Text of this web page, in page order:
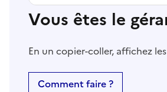
Vous êtes le
En un copier-coller, affichez
Comment faire ?